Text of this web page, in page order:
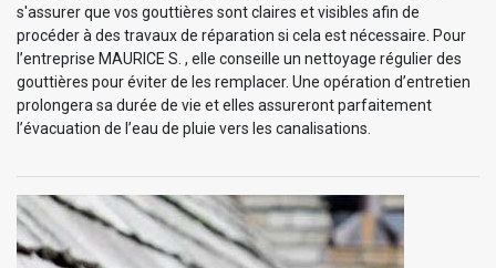
s'assurer que vos gouttières sont claires et visibles afin de
procéder à des travaux de réparation si cela est nécessaire. Pour
l’entreprise MAURICE S. , elle conseille un nettoyage régulier des
gouttières pour éviter de les remplacer. Une opération d’entretien
prolongera sa durée de vie et elles assureront parfaitement
l’évacuation de l’eau de pluie vers les canalisations.